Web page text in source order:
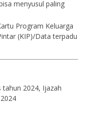
menyusul paling
Program Keluarga
(KIP)/Data terpadu
tahun 2024, Ijazah